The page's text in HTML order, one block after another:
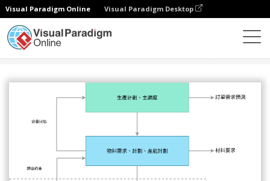
Visual Paradigm Online Visual Paradigm Desktop